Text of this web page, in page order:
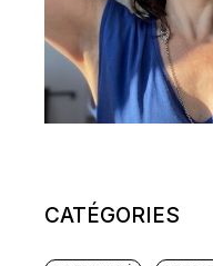
CATÉGORIES